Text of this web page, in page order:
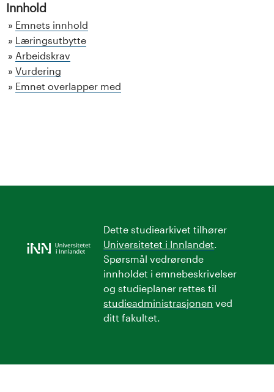
Innhold
Emnets innhold
Læringsutbytte
Arbeidskrav
Vurdering
Emnet overlapper med
Dette studiearkivet tilhører
Universitetet i Innlandet.
Spørsmål vedrørende
innholdet i emnebeskrivelser
og studieplaner rettes til
studieadministrasjonen ved
ditt fakultet.